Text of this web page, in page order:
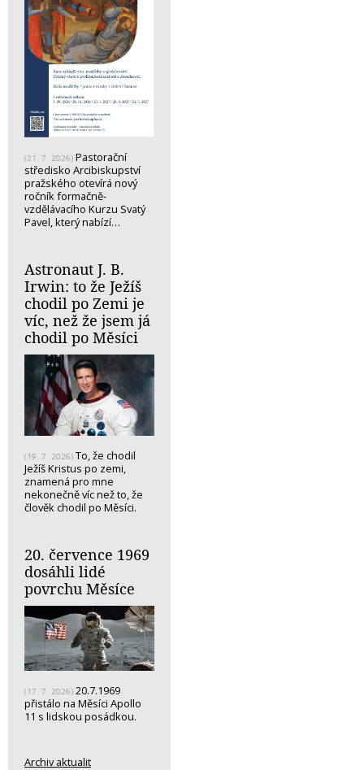
(21. 7. 2026) Pastorační
středisko Arcibiskupství
pražského otevírá nový
ročník formačně-
vzdělávacího Kurzu Svatý
Pavel, který nabízí…
Astronaut J. B.
Irwin: to že Ježíš
chodil po Zemi je
víc, než že jsem já
chodil po Měsíci
(19. 7. 2026) To, že chodil
Ježíš Kristus po zemi,
znamená pro mne
nekonečně víc než to, že
člověk chodil po Měsíci.
20. července 1969
dosáhli lidé
povrchu Měsíce
(17. 7. 2026) 20.7.1969
přistálo na Měsíci Apollo
11 s lidskou posádkou.
Archiv aktualit